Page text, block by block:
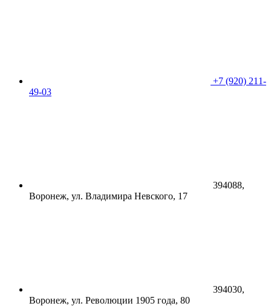
+7 (920) 211-
49-03
394088,
Воронеж, ул. Владимира Невского, 17
394030,
Воронеж, ул. Революции 1905 года, 80